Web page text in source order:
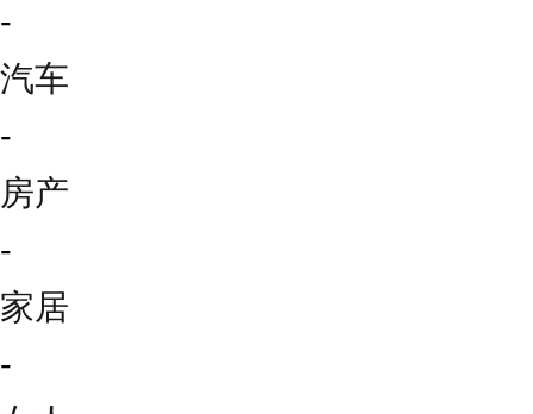
-
汽车
-
房产
-
家居
-